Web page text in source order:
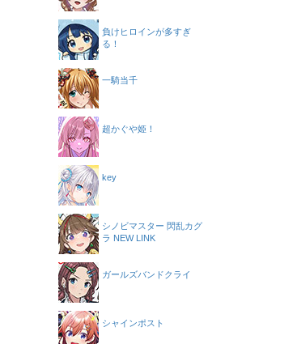
負けヒロインが多すぎ
る！
一騎当千
超かぐや姫！
key
シノビマスター 閃乱カグ
ラ NEW LINK
ガールズバンドクライ
シャインポスト